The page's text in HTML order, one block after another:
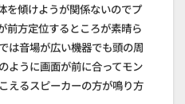
を傾けようが関係ないのでプ
前方定位するところが素晴ら
は音場が広い機器でも頭の周
ように画面が前に合ってモン
えるスピーカーの方が鳴り方